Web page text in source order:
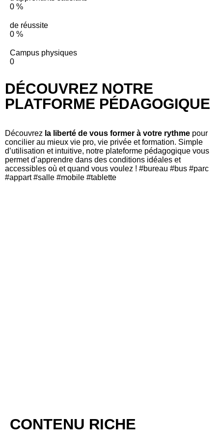
0 %
de réussite
0 %
Campus physiques
0
DÉCOUVREZ NOTRE
PLATFORME PÉDAGOGIQUE
Découvrez la liberté de vous former à votre rythme pour
concilier au mieux vie pro, vie privée et formation. Simple
d’utilisation et intuitive, notre plateforme pédagogique vous
permet d’apprendre dans des conditions idéales et
accessibles où et quand vous voulez ! #bureau #bus #parc
#appart #salle #mobile #tablette
CONTENU RICHE